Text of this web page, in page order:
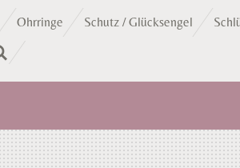
Ohrringe Schutz / Glücksengel